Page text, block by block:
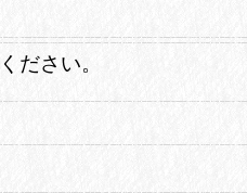
ください。